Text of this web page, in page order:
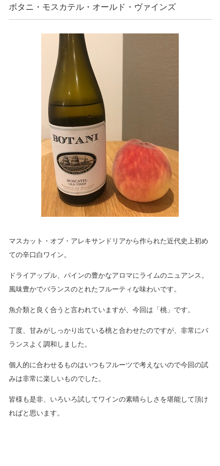
ボタニ・モスカテル・オールド・ヴァインズ
マスカット・オブ・アレキサンドリアから作られた近代史上初め
ての辛口白ワイン。
ドライアップル、パインの豊かなアロマにライムのニュアンス。
風味豊かでバランスのとれたフルーティな味わいです。
魚介類と良く合うと言われていますが、今回は「桃」です。
丁度、甘みがしっかり出ている桃と合わせたのですが、非常にバ
ランスよく調和しました。
個人的に合わせるものはいつもフルーツで考えないので今回の試
みは非常に楽しいものでした。
皆様も是非、いろいろ試してワインの素晴らしさを堪能して頂け
ればと思います。